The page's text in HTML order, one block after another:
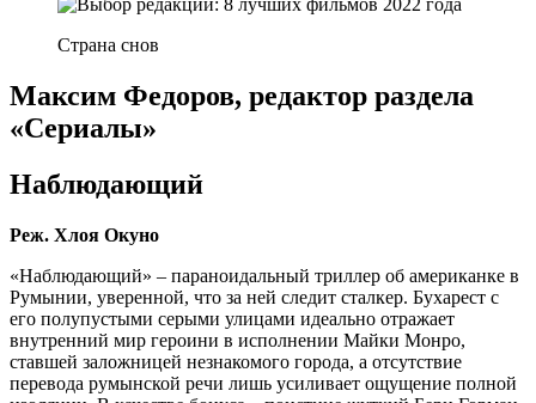
Страна снов
Максим Федоров, редактор раздела
«Сериалы»
Наблюдающий
Реж. Хлоя Окуно
«Наблюдающий» – параноидальный триллер об американке в
Румынии, уверенной, что за ней следит сталкер. Бухарест с
его полупустыми серыми улицами идеально отражает
внутренний мир героини в исполнении Майки Монро,
ставшей заложницей незнакомого города, а отсутствие
перевода румынской речи лишь усиливает ощущение полной